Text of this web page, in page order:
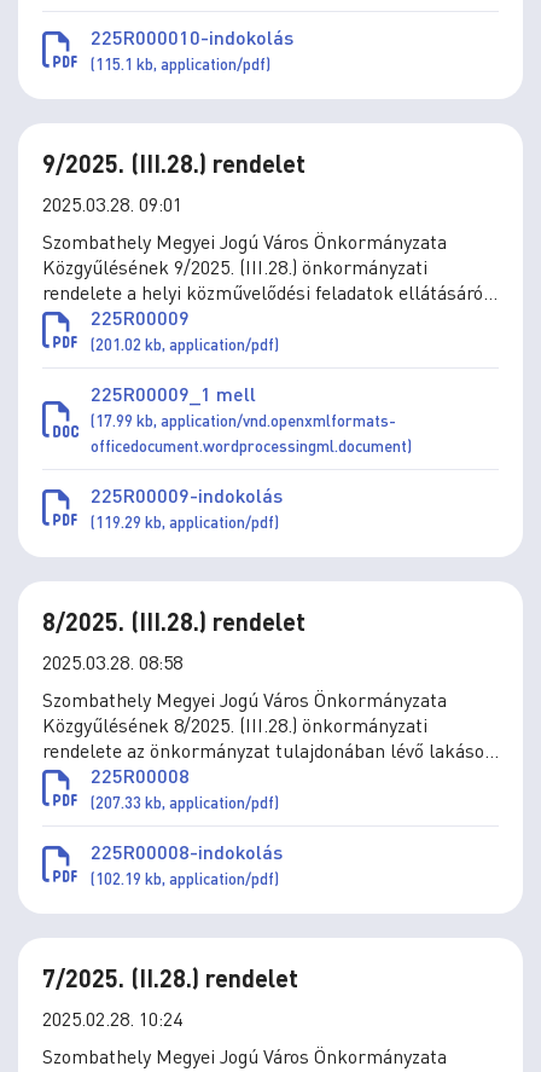
225R000010-indokolás
(115.1 kb, application/pdf)
9/2025. (III.28.) rendelet
2025.03.28. 09:01
Szombathely Megyei Jogú Város Önkormányzata
Közgyűlésének 9/2025. (III.28.) önkormányzati
rendelete a helyi közművelődési feladatok ellátásáról
szóló 5/2020. (III.5.) önkormányzati rendelet
módosításáról
225R00009
(201.02 kb, application/pdf)
225R00009_1 mell
(17.99 kb, application/vnd.openxmlformats-
officedocument.wordprocessingml.document)
225R00009-indokolás
(119.29 kb, application/pdf)
8/2025. (III.28.) rendelet
2025.03.28. 08:58
Szombathely Megyei Jogú Város Önkormányzata
Közgyűlésének 8/2025. (III.28.) önkormányzati
rendelete az önkormányzat tulajdonában lévő lakások
elidegenítésének szabályairól
225R00008
(207.33 kb, application/pdf)
225R00008-indokolás
(102.19 kb, application/pdf)
7/2025. (II.28.) rendelet
2025.02.28. 10:24
Szombathely Megyei Jogú Város Önkormányzata